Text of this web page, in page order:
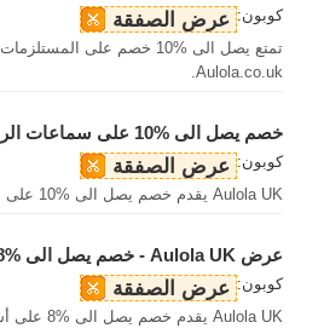
كوبون: عرض الصفقة
تمتع يصل الى %10 خصم على
Aulola.co.uk.
خصم يصل الى %10 على سماعات الرأس و الأذن
كوبون: عرض الصفقة
Aulola UK يقدم خصم يصل الى %10 على سماعات الرأس و الأذن.
عرض Aulola UK - خصم يصل الى %8
كوبون: عرض الصفقة
Aulola UK يقدم خصم يصل الى %8 على أساسيات الهالويين.